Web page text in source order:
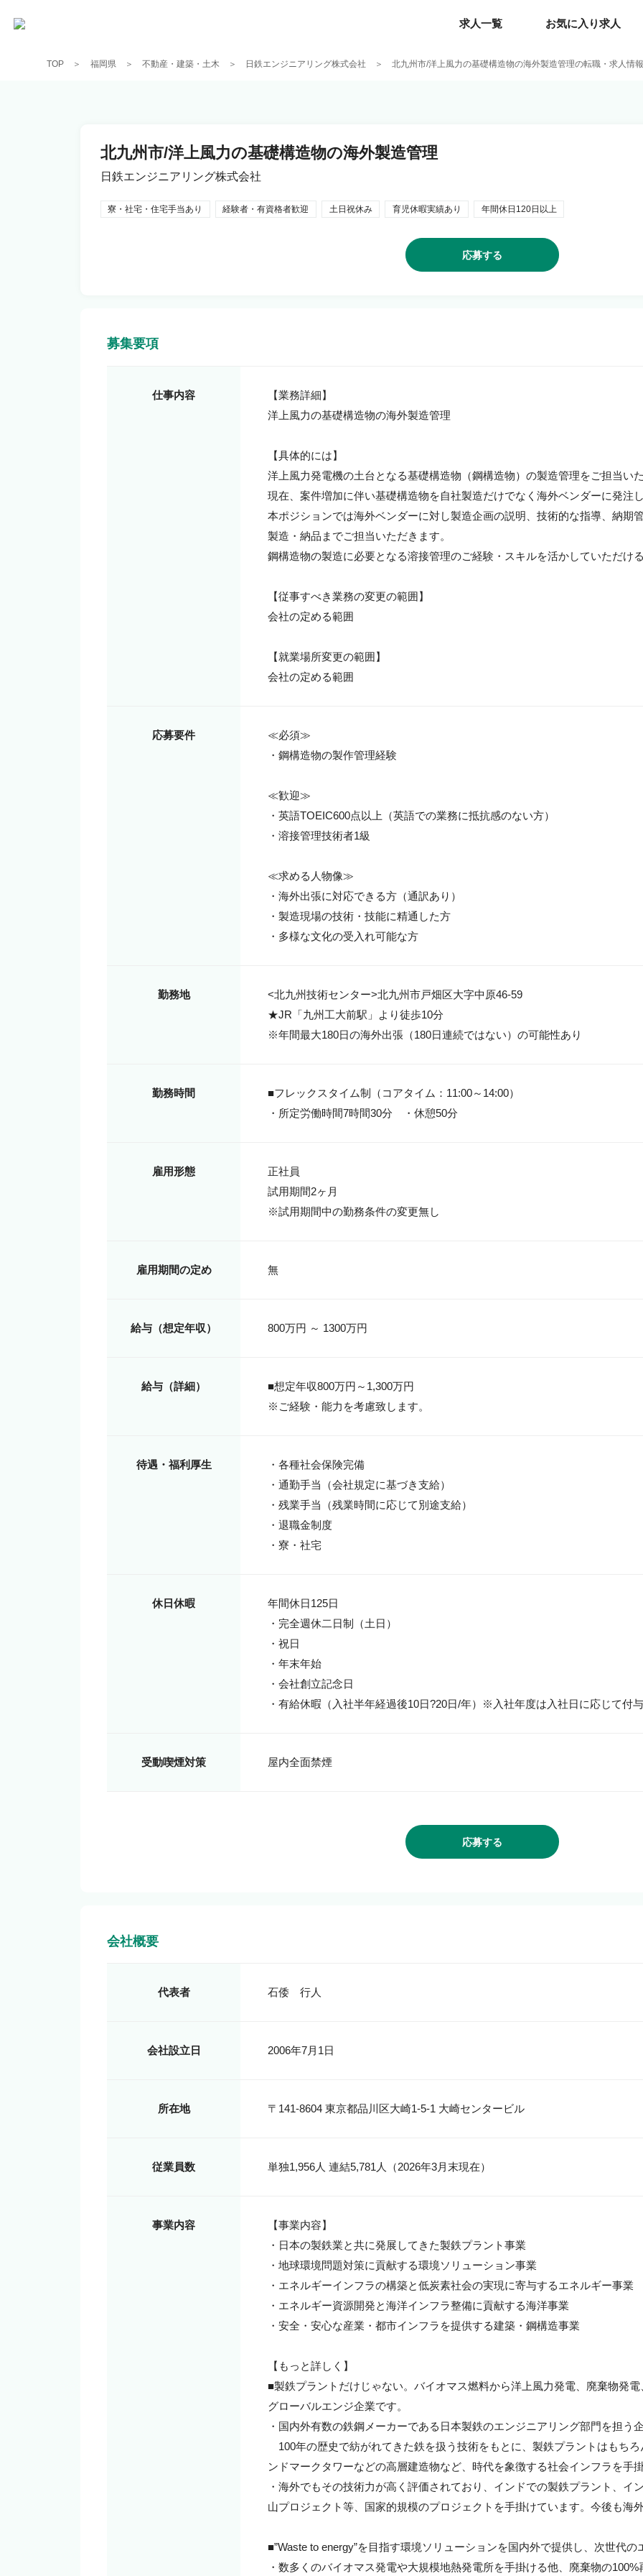
求人一覧 お気に入り求人
求人一覧 お気に入り求人
TOP 福岡県 不動産・建築・土木 日鉄エンジニアリング株式会社 北九州市/洋上風力の基礎構造物の海外製造管理の転職・求人情
日鉄エンジニアリング株式会社
北九州市/洋上風力の基礎構造物の海外製造管理
寮・社宅・住宅手当あり 経験者・有資格者歓迎 土日祝休み 育児休暇実績あり 年間休日120日以上
応募する
募集要項
仕事内容
【業務詳細】
洋上風力の基礎構造物の海外製造管理
【具体的には】
洋上風力発電機の土台となる基礎構造物（鋼構造物）の製造管理をご担当い
現在、案件増加に伴い基礎構造物を自社製造だけでなく海外ベンダーに発注
本ポジションでは海外ベンダーに対し製造企画の説明、技術的な指導、納期
製造・納品までご担当いただきます。
鋼構造物の製造に必要となる溶接管理のご経験・スキルを活かしていただけ
【従事すべき業務の変更の範囲】
会社の定める範囲
【就業場所変更の範囲】
会社の定める範囲
応募要件
≪必須≫
・鋼構造物の製作管理経験
≪歓迎≫
・英語TOEIC600点以上（英語での業務に抵抗感のない方）
・溶接管理技術者1級
≪求める人物像≫
・海外出張に対応できる方（通訳あり）
・製造現場の技術・技能に精通した方
・多様な文化の受入れ可能な方
勤務地
<北九州技術センター>北九州市戸畑区大字中原46-59
★JR「九州工大前駅」より徒歩10分
※年間最大180日の海外出張（180日連続ではない）の可能性あり
勤務時間
■フレックスタイム制（コアタイム：11:00～14:00）
・所定労働時間7時間30分　・休憩50分
雇用形態
正社員
試用期間2ヶ月
※試用期間中の勤務条件の変更無し
雇用期間の定め 無
給与（想定年収） 800万円 ～ 1300万円
給与（詳細）
■想定年収800万円～1,300万円
※ご経験・能力を考慮致します。
待遇・福利厚生
・各種社会保険完備
・通勤手当（会社規定に基づき支給）
・残業手当（残業時間に応じて別途支給）
・退職金制度
・寮・社宅
休日休暇
年間休日125日
・完全週休二日制（土日）
・祝日
・年末年始
・会社創立記念日
・有給休暇（入社半年経過後10日?20日/年）※入社年度は入社日に応じて付与
受動喫煙対策
応募する
会社概要
代表者 石倭　行人
会社設立日 2006年7月1日
所在地 〒141-8604 東京都品川区大崎1-5-1 大崎センタービル
従業員数 単独1,956人 連結5,781人（2026年3月末現在）
事業内容
【事業内容】
・日本の製鉄業と共に発展してきた製鉄プラント事業
・地球環境問題対策に貢献する環境ソリューション事業
・エネルギーインフラの構築と低炭素社会の実現に寄与するエネルギー事業
・エネルギー資源開発と海洋インフラ整備に貢献する海洋事業
・安全・安心な産業・都市インフラを提供する建築・鋼構造事業
【もっと詳しく】
■製鉄プラントだけじゃない。バイオマス燃料から洋上風力発電、廃棄物発
グローバルエンジ企業です。
・国内外有数の鉄鋼メーカーである日本製鉄のエンジニアリング部門を担う
100年の歴史で紡がれてきた鉄を扱う技術をもとに、製鉄プラントはもち
ンドマークタワーなどの高層建造物など、時代を象徴する社会インフラを手
・海外でもその技術力が高く評価されており、インドでの製鉄プラント、イ
山プロジェクト等、国家的規模のプロジェクトを手掛けています。今後も海
■”Waste to energy”を目指す環境ソリューションを国内外で提供し、次世代
・数多くのバイオマス発電や大規模地熱発電所を手掛ける他、廃棄物の